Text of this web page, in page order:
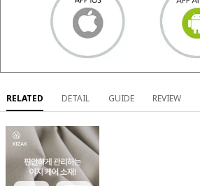
RELATED DETAIL GUIDE REVIEW